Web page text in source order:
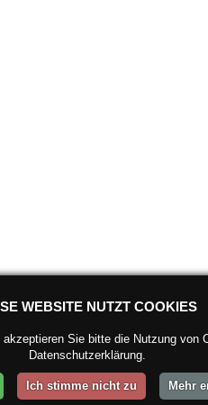
WEBSITE NUTZT COOKIES
Sie bitte die Nutzung
Datenschutzerklärung.
Ich stimme nicht zu Mehr